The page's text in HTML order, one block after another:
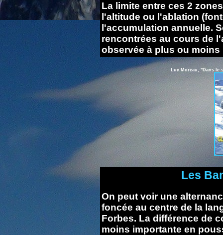
La limite entre ces 2
l'altitude ou l'ablation
l'accumulation annuelle.
rencontrées au cours de
observée à plus ou
Luc Moreau, "Dans le
Les
On peut voir une
foncée au centre de la
Forbes. La différence de
moins importante en